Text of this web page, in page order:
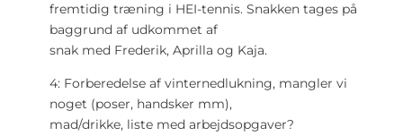
fremtidig træning i HEI-tennis. Snakken tages på
baggrund af udkommet af
snak med Frederik, Aprilla og Kaja.
4: Forberedelse af vinternedlukning, mangler vi
noget (poser, handsker mm),
mad/drikke, liste med arbejdsopgaver?